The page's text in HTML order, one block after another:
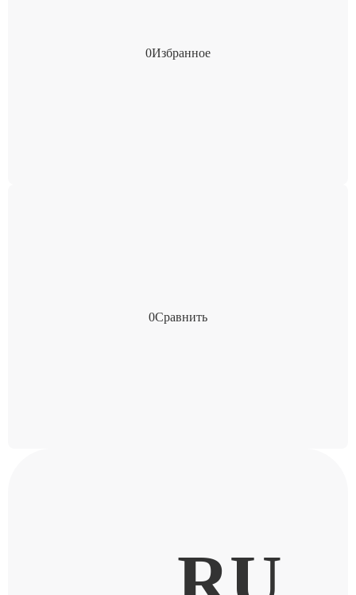
0Избранное
0Сравнить